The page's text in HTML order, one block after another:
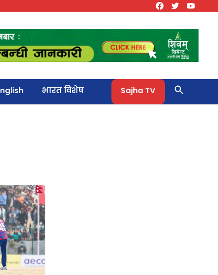
भारत विशेष Sajha TV